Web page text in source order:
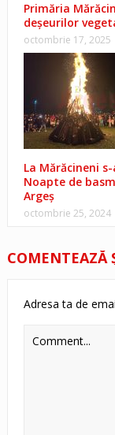
Primăria
deșeurilor
octombrie 17, 2025
La Mărăcineni
Noapte de
Argeș
octombrie 25, 2024
COMENTEAZĂ
Adresa ta de